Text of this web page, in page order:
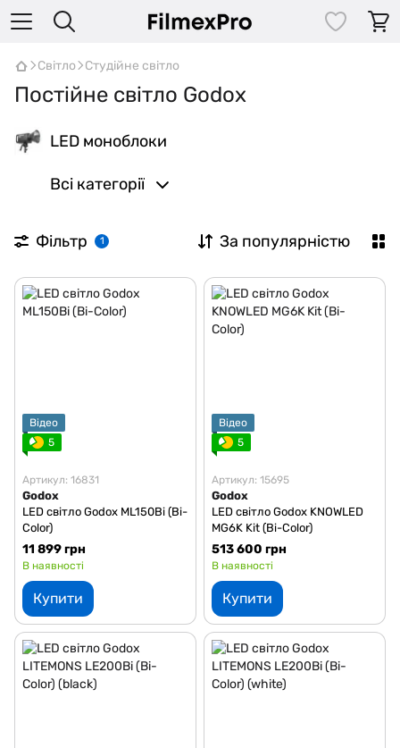
Світло Студійне світло
Постійне світло Godox
LED моноблоки
Всі категорії
Фільтр 1 За популярністю
Відео
5
Артикул: 16831
Godox
LED світло Godox ML150Bi (Bi-
Color)
11 899 грн
В наявності
Купити
Відео
5
Артикул: 15695
Godox
LED світло Godox KNOWLED
MG6K Kit (Bi-Color)
513 600 грн
В наявності
Купити